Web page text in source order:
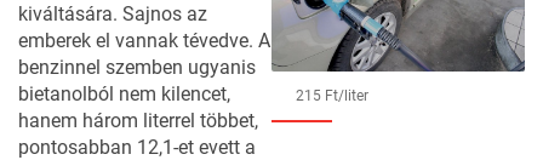
215 Ft/liter
kiváltására. Sajnos az
emberek el vannak tévedve. A
benzinnel szemben ugyanis
bietanolból nem kilencet,
hanem három literrel többet,
pontosabban 12,1-et evett a